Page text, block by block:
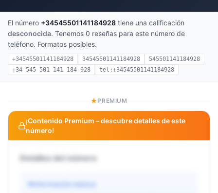
El número +34545501141184928 tiene una calificación
desconocida. Tenemos 0 reseñas para este número de
teléfono. Formatos posibles.
+34545501141184928 34545501141184928
545501141184928
+34 545 501 141 184 928
tel:+34545501141184928
PREMIUM
¡Contenido Premium – descubre detalles de este
número!
Detalles del número
Información básica